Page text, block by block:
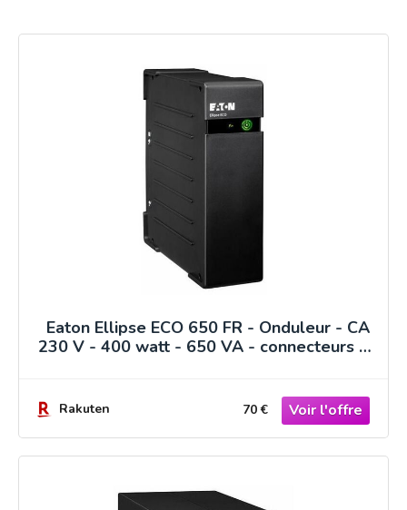
Eaton Ellipse ECO 650 FR - Onduleur - CA
230 V - 400 watt - 650 VA - connecteurs de
Rakuten 70 €